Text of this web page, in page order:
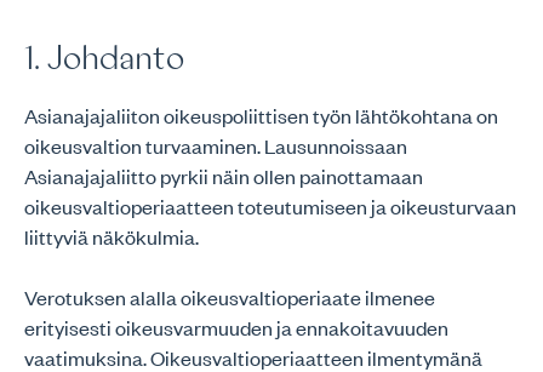
1. Johdanto
Asianajajaliiton oikeuspoliittisen työn lähtökohtana on
oikeusvaltion turvaaminen. Lausunnoissaan
Asianajajaliitto pyrkii näin ollen painottamaan
oikeusvaltioperiaatteen toteutumiseen ja oikeusturvaan
liittyviä näkökulmia.
Verotuksen alalla oikeusvaltioperiaate ilmenee
erityisesti oikeusvarmuuden ja ennakoitavuuden
vaatimuksina. Oikeusvaltioperiaatteen ilmentymänä